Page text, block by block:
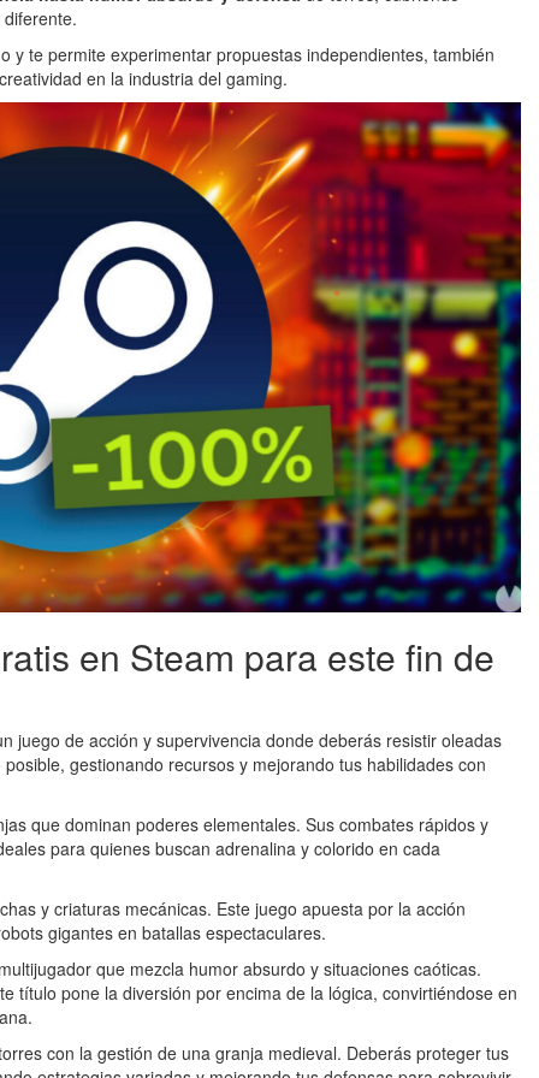
y te permite experimentar propuestas independientes, también
en la industria del gaming.
en Steam para este fin de
juego de acción y supervivencia donde deberás resistir oleadas
gestionando recursos y mejorando tus habilidades con
que dominan poderes elementales. Sus combates rápidos y
para quienes buscan adrenalina y colorido en cada
y criaturas mecánicas. Este juego apuesta por la acción
gigantes en batallas espectaculares.
que mezcla humor absurdo y situaciones caóticas.
título pone la diversión por encima de la lógica, convirtiéndose en
con la gestión de una granja medieval. Deberás proteger tus